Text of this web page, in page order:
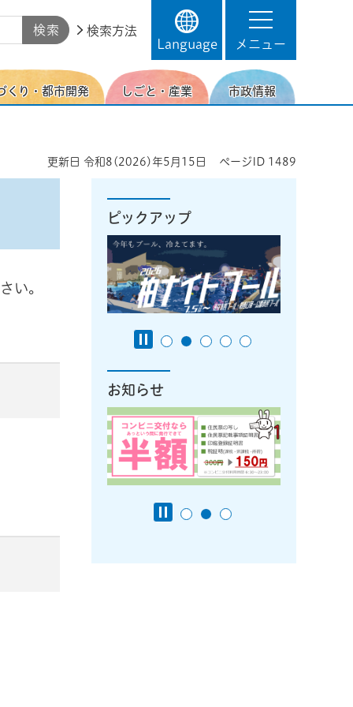
検索方法
Language
メニュー
くり・都市開発 しごと・産業 市政情報
更新日 令和8(2026)年5月15日 ページID 1489
い。
ドウで開きます）
ピックアップ
お知らせ